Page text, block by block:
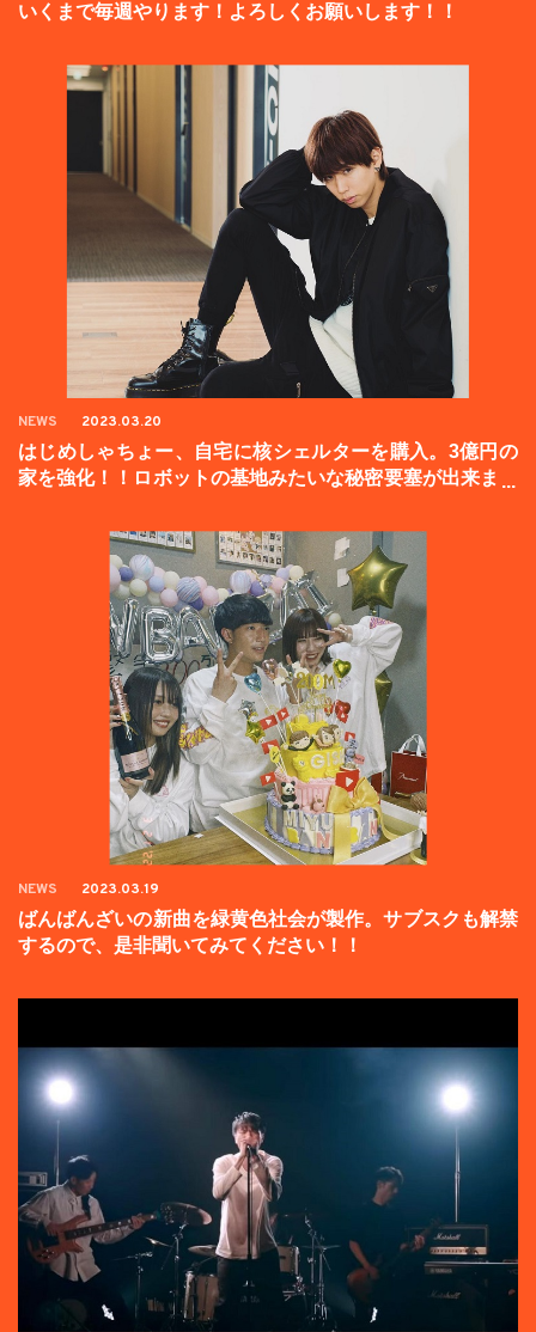
いくまで毎週やります！よろしくお願いします！！
NEWS 2023.03.20
はじめしゃちょー、自宅に核シェルターを購入。3億円の
家を強化！！ロボットの基地みたいな秘密要塞が出来まし
NEWS 2023.03.19
ばんばんざいの新曲を緑黄色社会が製作。サブスクも解禁
するので、是非聞いてみてください！！